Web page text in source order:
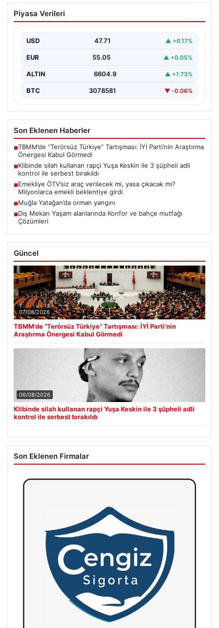
Klibinde silah kullanan rapçi Yuşa
Keskin ile 3 şüpheli adli kontrol ile
Piyasa Verileri
USD 47.71 ▲ +0.17%
EUR 55.05 ▲ +0.05%
ALTIN 6604.9 ▲ +1.73%
BTC 3078581 ▼ -0.06%
Son Eklenen Haberler
■TBMM’de “Terörsüz Türkiye” Tartışması: İYİ Parti’nin Araştırma
Önergesi Kabul Görmedi
■Klibinde silah kullanan rapçi Yuşa Keskin ile 3 şüpheli adli
kontrol ile serbest bırakıldı
■Emekliye ÖTV’siz araç verilecek mi, yasa çıkacak mı?
Milyonlarca emekli beklentiye girdi
■Muğla Yatağan’da orman yangını
■Dış Mekan Yaşam alanlarında Konfor ve bahçe mutfağı
Çözümleri
Güncel
07/08/2026
TBMM’de “Terörsüz Türkiye” Tartışması: İYİ Parti’nin
Araştırma Önergesi Kabul Görmedi
06/08/2026
Klibinde silah kullanan rapçi Yuşa Keskin ile 3 şüpheli adli
kontrol ile serbest bırakıldı
Son Eklenen Firmalar